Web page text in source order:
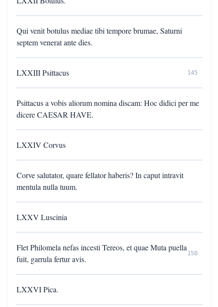
Qui venit botulus mediae tibi tempore brumae, Saturni
septem venerat ante dies.
LXXIII Psittacus 145
Psittacus a vobis aliorum nomina discam: Hoc didici per me
dicere CAESAR HAVE.
LXXIV Corvus
Corve salutator, quare fellator haberis? In caput intravit
mentula nulla tuum.
LXXV Luscinia
Flet Philomela nefas incesti Tereos, et quae Muta puella
fuit, garrula fertur avis.
150
LXXVI Pica.